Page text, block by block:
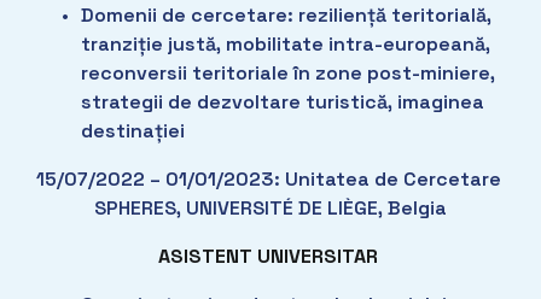
Domenii de cercetare: reziliență teritorială,
tranziție justă, mobilitate intra-europeană,
reconversii teritoriale în zone post-miniere,
strategii de dezvoltare turistică, imaginea
destinației
15/07/2022 – 01/01/2023: Unitatea de Cercetare
SPHERES, UNIVERSITÉ DE LIÈGE, Belgia
ASISTENT UNIVERSITAR